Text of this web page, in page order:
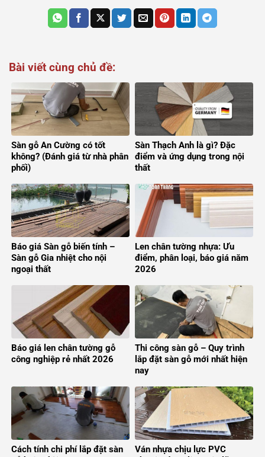
Bài viết cùng chủ đề:
Sàn gỗ An Cường có tốt
không? (Đánh giá từ nhà phân
phối)
Sàn Thạch Anh là gì? Đặc
điểm và ứng dụng trong nội
thất
Báo giá Sàn gỗ biến tính –
Sàn gỗ Gia nhiệt cho nội
ngoại thất
Len chân tường nhựa: Ưu
điểm, phân loại, báo giá năm
2026
Báo giá len chân tường gỗ
công nghiệp rẻ nhất 2026
Thi công sàn gỗ – Quy trình
lắp đặt sàn gỗ mới nhất hiện
nay
Cách tính chi phí lắp đặt sàn
Ván nhựa chịu lực PVC